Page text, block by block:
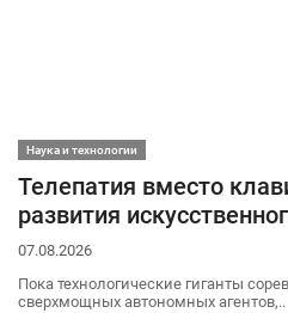
Наука и технологии
Телепатия вместо
развития
07.08.2026
Пока технологические гиганты
сверхмощных автономных агентов,..